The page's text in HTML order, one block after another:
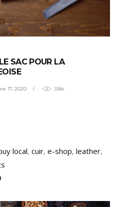
SAC POUR LA
17, 2020 3.8k
local, cuir, e-shop, leather,